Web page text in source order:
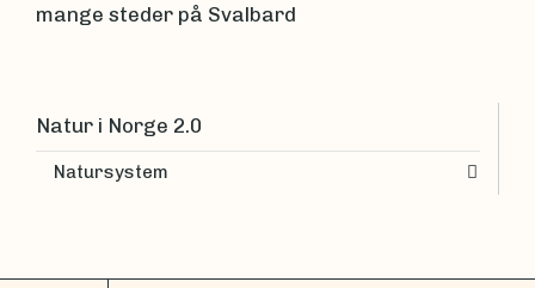
mange steder på Svalbard
Natur i Norge 2.0
Natursystem